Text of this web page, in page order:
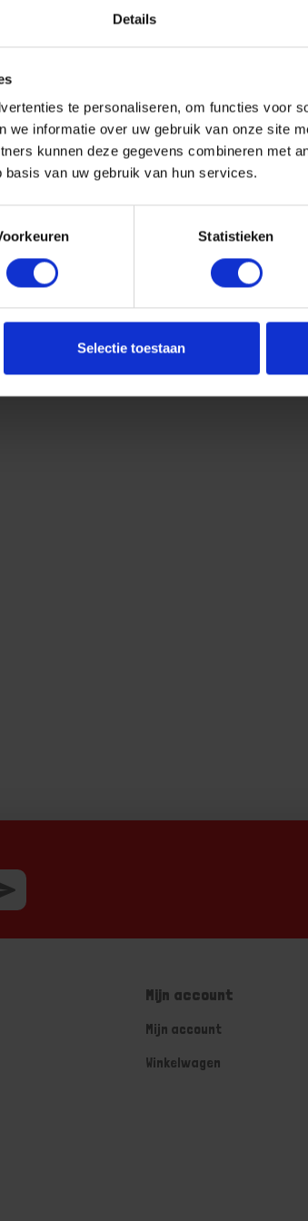
Details
te personaliseren, om functies voor
we informatie over uw gebruik van onze site
kunnen deze gegevens combineren met
van uw gebruik van hun services.
Statistieken
Selectie toestaan
Mijn account
Mijn account
Winkelwagen